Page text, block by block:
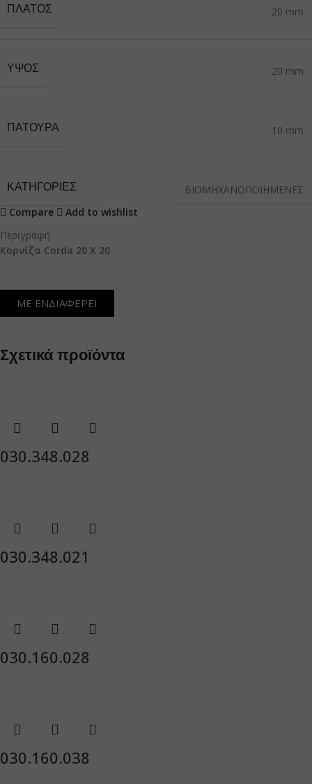
ΠΛΆΤΟΣ 20 mm
ΎΨΟΣ 20 mm
ΠΑΤΟΎΡΑ 10 mm
ΚΑΤΗΓΟΡΙΕΣ
ΒΙΟΜΗΧΑΝΟΠΟΙΗΜΕΝΕΣ
Compare
Add to wishlist
Περιγραφή
Κορνίζα Corda 20 Χ 20
ΜΕ ΕΝΔΙΑΦΕΡΕΙ
Σχετικά προϊόντα
030.348.028
030.348.021
030.160.028
030.160.038